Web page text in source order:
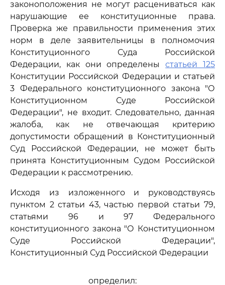
законоположения не могут расцениваться как
нарушающие ее конституционные права.
Проверка же правильности применения этих
норм в деле заявительницы в полномочия
Конституционного Суда Российской
Федерации, как они определеныстатьей 125
Конституции Российской Федерации и статьей
3 Федерального конституционного закона "О
Конституционном Суде Российской
Федерации", не входит. Следовательно, данная
жалоба, как не отвечающая критерию
допустимости обращений в Конституционный
Суд Российской Федерации, не может быть
принята Конституционным Судом Российской
Федерации к рассмотрению.
Исходя из изложенного и руководствуясь
пунктом 2 статьи 43, частью первой статьи 79,
статьями 96 и 97 Федерального
конституционного закона "О Конституционном
Суде Российской Федерации",
Конституционный Суд Российской Федерации
определил: